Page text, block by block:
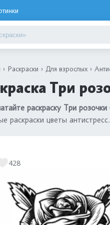
Раскраски Для взрослых
Три
раскраску Три розочки
раскраски цветы антистресс.
428